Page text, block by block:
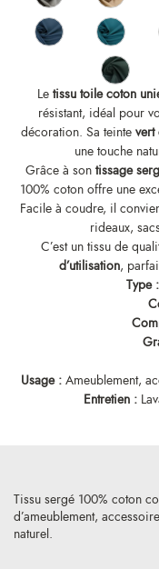
Le tissu toile coton
résistant, idéal pour
décoration. Sa teinte vert
une touche
Grâce à son tissage
100% coton offre une
Facile à coudre, il
rideaux,
C’est un tissu de
d’utilisation,
Type :
Usage : Ameublement,
Entretien :
Tissu sergé 100% coton
d’ameublement,
naturel.